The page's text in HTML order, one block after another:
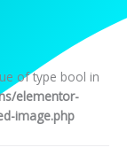
of type bool in
elementor-
image.php